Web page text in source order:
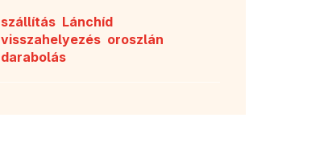
szállítás Lánchíd
visszahelyezés oroszlán
darabolás